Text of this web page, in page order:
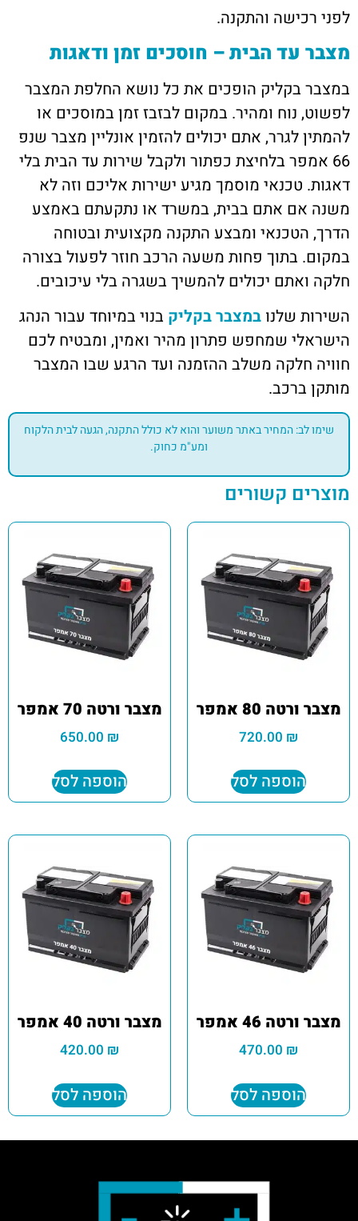
לפני רכישה והתקנה.
מצבר עד הבית – חוסכים זמן ודאגות
במצבר בקליק הופכים את כל נושא החלפת המצבר
לפשוט, נוח ומהיר. במקום לבזבז זמן במוסכים או
להמתין לגרר, אתם יכולים להזמין אונליין מצבר שנפ
66 אמפר בלחיצת כפתור ולקבל שירות עד הבית בלי
דאגות. טכנאי מוסמך מגיע ישירות אליכם וזה לא
משנה אם אתם בבית, במשרד או נתקעתם באמצע
הדרך, הטכנאי ומבצע התקנה מקצועית ובטוחה
במקום. בתוך פחות משעה הרכב חוזר לפעול בצורה
חלקה ואתם יכולים להמשיך בשגרה בלי עיכובים.
השירות שלנו במצבר בקליק בנוי במיוחד עבור הנהג
הישראלי שמחפש פתרון מהיר ואמין, ומבטיח לכם
חוויה חלקה משלב ההזמנה ועד הרגע שבו המצבר
מותקן ברכב.
שימו לב: המחיר באתר משוער והוא לא כולל התקנה, הגעה לבית הלקוח
ומע"מ כחוק.
מוצרים קשורים
מצבר ורטה 80 אמפר
720.00 ₪
הוספה לסל
מצבר ורטה 70 אמפר
650.00 ₪
הוספה לסל
מצבר ורטה 46 אמפר
470.00 ₪
הוספה לסל
מצבר ורטה 40 אמפר
420.00 ₪
הוספה לסל